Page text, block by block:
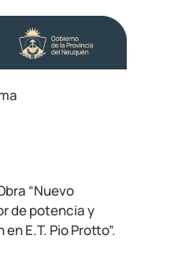
“Nuevo
de potencia y
E.T. Pio Protto”.